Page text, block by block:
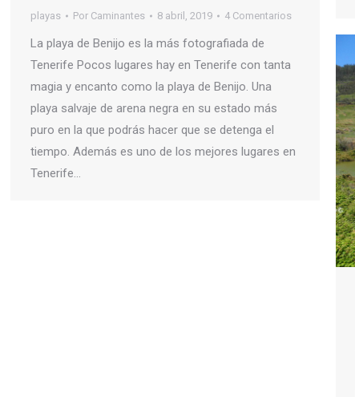
playas Por Caminantes 8 abril, 2019 4 Comentarios
La playa de Benijo es la más fotografiada de
Tenerife Pocos lugares hay en Tenerife con tanta
magia y encanto como la playa de Benijo. Una
playa salvaje de arena negra en su estado más
puro en la que podrás hacer que se detenga el
tiempo. Además es uno de los mejores lugares en
Tenerife…